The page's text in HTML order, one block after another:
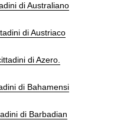
di Australiano
di Austriaco
di Azero.
di Bahamensi
di Barbadian